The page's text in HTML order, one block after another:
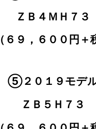
ＺＢ４ＭＨ７３
（６９，６００円＋
⑤２０１９モデ
ＺＢ５Ｈ７３